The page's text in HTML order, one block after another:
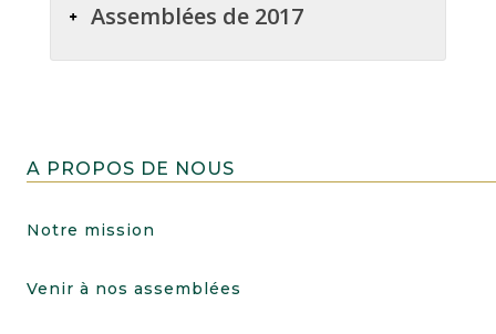
Assemblées de 2017
A PROPOS DE NOUS
Notre mission
Venir à nos assemblées